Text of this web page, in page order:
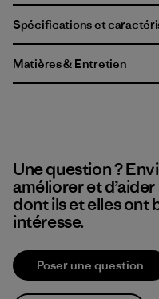
Spécifications et
Matières & Entretien
Une question ?
améliorer et
dont ils et elles ont
intéresse.
Poser une question